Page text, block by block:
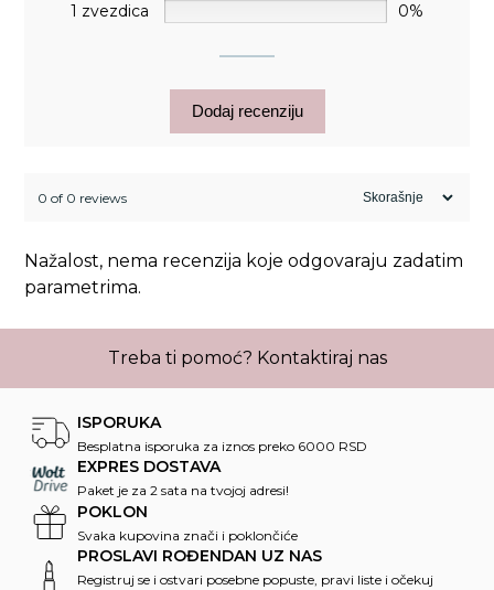
1 zvezdica
0%
Dodaj recenziju
0 of 0 reviews
Nažalost, nema recenzija koje odgovaraju zadatim
parametrima.
Treba ti pomoć? Kontaktiraj nas
ISPORUKA
Besplatna isporuka za iznos preko 6000 RSD
EXPRES DOSTAVA
Paket je za 2 sata na tvojoj adresi!
POKLON
Svaka kupovina znači i poklončiće
PROSLAVI ROĐENDAN UZ NAS
Registruj se i ostvari posebne popuste, pravi liste i očekuj